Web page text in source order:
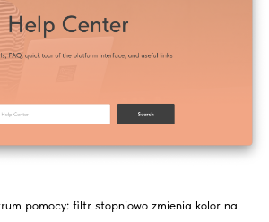
pomocy: filtr stopniowo zmienia kolor na